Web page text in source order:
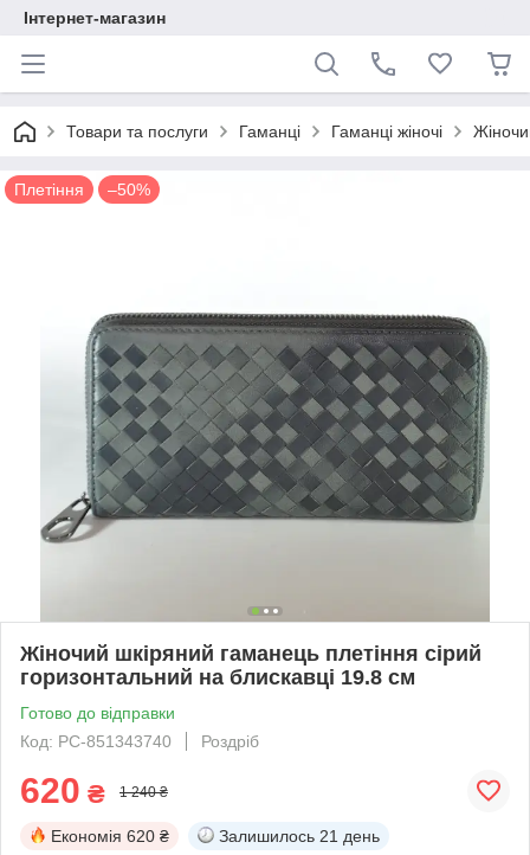
Інтернет-магазин
Товари та послуги Гаманці Гаманці жіночі
Плетіння –50%
Жіночий шкіряний гаманець плетіння сірий
горизонтальний на блискавці 19.8 см
Готово до відправки
Код: PC-851343740
Роздріб
620 ₴ 1 240 ₴
Економія 620 ₴ Залишилось 21 день